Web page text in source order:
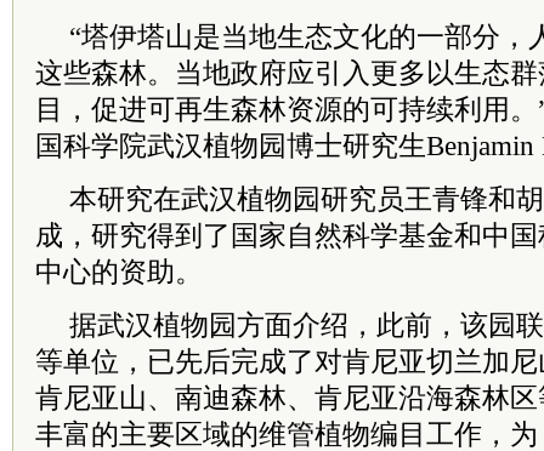
“塔伊塔山是当地生态文化的一部分，
这些森林。当地政府应引入更多以生态
目，促进可再生森林资源的可持续利用。
国科学院武汉植物园博士研究生Benjamin
本研究在武汉植物园研究员王青锋和
成，研究得到了国家自然科学基金和中
中心的资助。
据武汉植物园方面介绍，此前，该园
等单位，已先后完成了对肯尼亚切兰加
肯尼亚山、 南迪森林、 肯尼亚沿海森林
丰富的主要区域的维管植物编目工作，